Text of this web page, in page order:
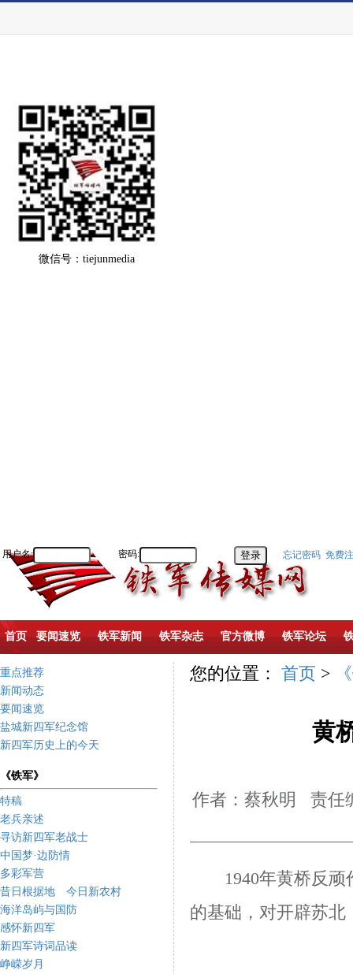
微信号：tiejunmedia
用户名: 密码: 忘记密码 免费
首页 要闻速览 铁军新闻 铁军杂志 官方微博 铁军论坛
重点推荐
新闻动态
要闻速览
盐城新四军纪念馆
新四军历史上的今天
《铁军》
特稿
老兵亲述
寻访新四军老战士
中国梦·边防情
多彩军营
昔日根据地 今日新农村
海洋岛屿与国防
感怀新四军
新四军诗词品读
峥嵘岁月
您的位置： 首页 >
黄
作者：蔡秋明 责任
1940年黄桥反顽
的基础，对开辟苏